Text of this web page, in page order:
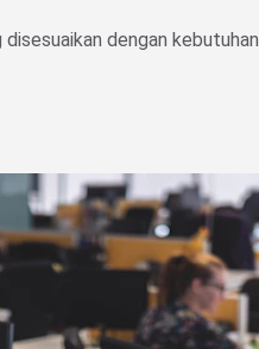
dengan kebutuhan